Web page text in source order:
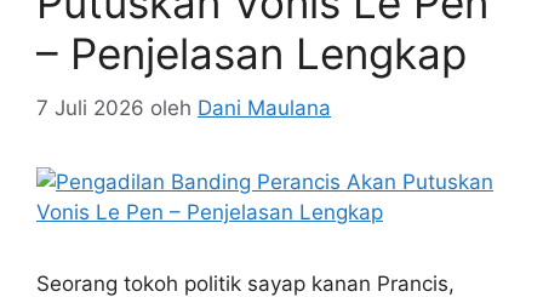
– Penjelasan Lengkap
7 Juli 2026 oleh Dani Maulana
Seorang tokoh politik sayap kanan Prancis,